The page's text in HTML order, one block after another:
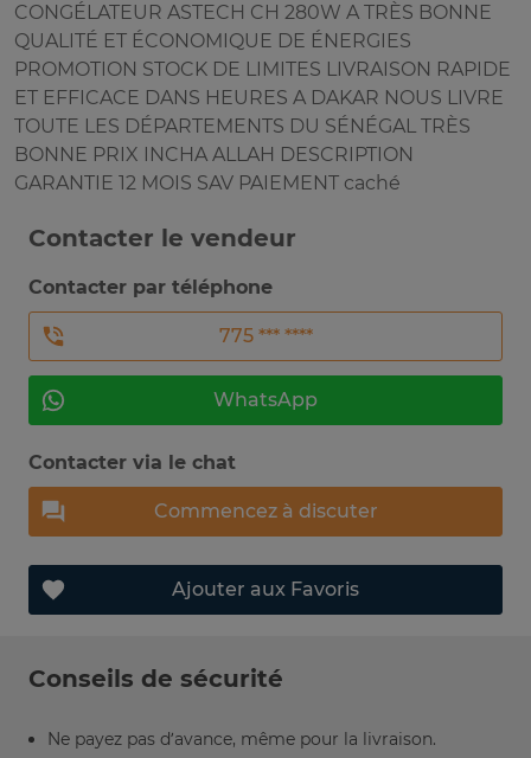
CONGÉLATEUR ASTECH CH 280W A TRÈS BONNE
QUALITÉ ET ÉCONOMIQUE DE ÉNERGIES
PROMOTION STOCK DE LIMITES LIVRAISON RAPIDE
ET EFFICACE DANS HEURES A DAKAR NOUS LIVRE
TOUTE LES DÉPARTEMENTS DU SÉNÉGAL TRÈS
BONNE PRIX INCHA ALLAH DESCRIPTION
GARANTIE 12 MOIS SAV PAIEMENT caché
Contacter le vendeur
Contacter par téléphone
775 *** ****
WhatsApp
Contacter via le chat
Commencez à discuter
Ajouter aux Favoris
Conseils de sécurité
Ne payez pas d’avance, même pour la livraison.